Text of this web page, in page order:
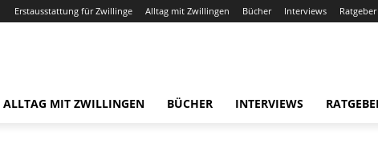
Erstausstattung für Zwillinge Alltag mit Zwillingen Bücher Interviews Ratgeber
ALLTAG MIT ZWILLINGEN BÜCHER INTERVIEWS